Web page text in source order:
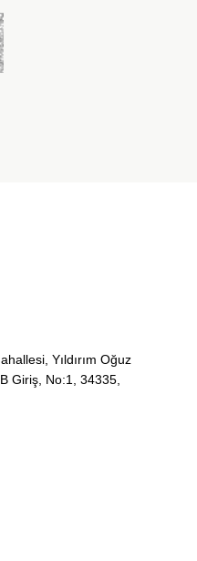
Yıldırım Oğuz
Giriş, No:1, 34335,